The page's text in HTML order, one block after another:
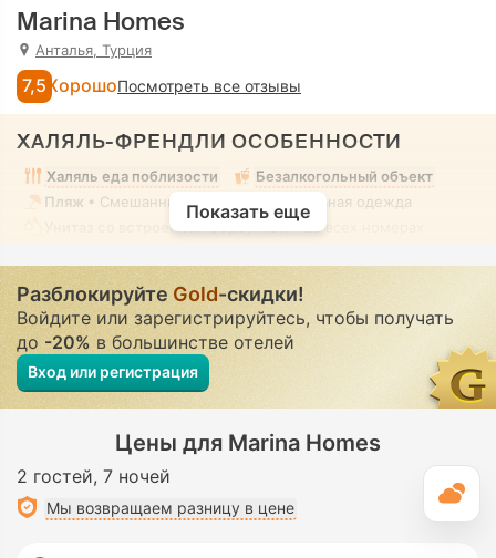
Marina Homes
Анталья, Турция
7,5 ХорошоПосмотреть все отзывы
ХАЛЯЛЬ-ФРЕНДЛИ ОСОБЕННОСТИ
Халяль еда поблизости
Безалкогольный объект
Пляж • Смешанный • Скромная купальная одежда
Унитаз со встроенной форсункой
• Во всех номерах
Показать еще
Разблокируйте Gold-скидки!
Войдите или зарегистрируйтесь, чтобы получать
до -20% в большинстве отелей
Вход или регистрация
Цены для Marina Homes
2 гостей 7 ночей
Мы возвращаем разницу в цене